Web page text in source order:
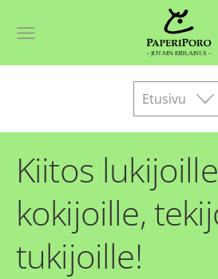
Etusivu
Kiitos
kokijoille,
tukijoille!